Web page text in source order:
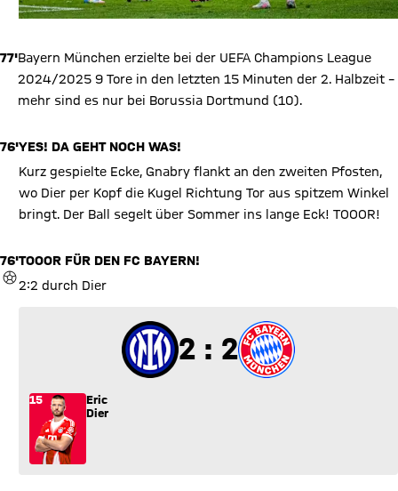
77'Bayern München erzielte bei der UEFA Champions League
2024/2025 9 Tore in den letzten 15 Minuten der 2. Halbzeit –
mehr sind es nur bei Borussia Dortmund (10).
76'YES! DA GEHT NOCH WAS!
Kurz gespielte Ecke, Gnabry flankt an den zweiten Pfosten,
wo Dier per Kopf die Kugel Richtung Tor aus spitzem Winkel
bringt. Der Ball segelt über Sommer ins lange Eck! TOOOR!
76'
TOR
TOOOR FÜR DEN FC BAYERN!
2:2 durch Dier
2 zu 2
2 : 2
15
Eric
Dier